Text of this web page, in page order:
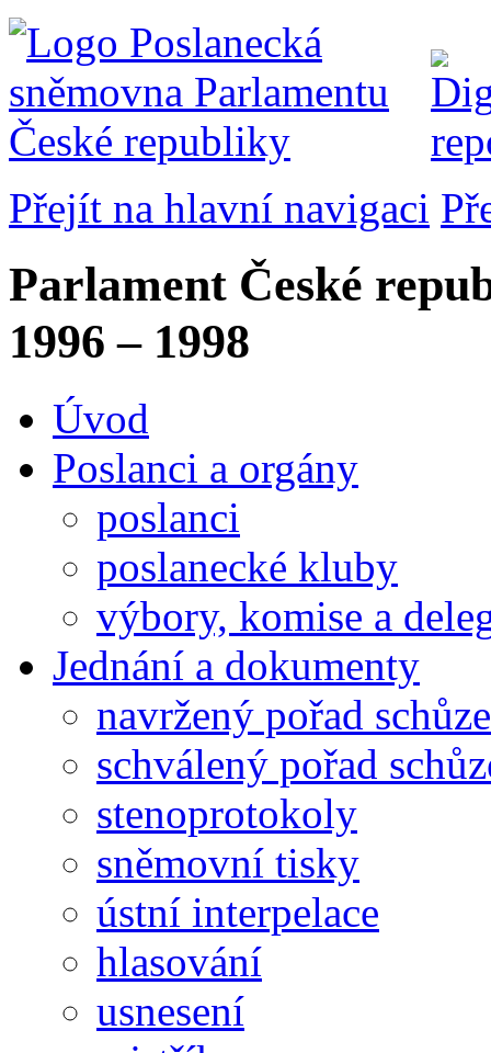
Přejít na hlavní navigaci
Parlament České
1996 – 1998
Úvod
Poslanci a orgány
poslanci
poslanecké kluby
výbory, komise a
Jednání a dokumenty
navržený pořad schůze
schválený pořad
stenoprotokoly
sněmovní tisky
ústní interpelace
hlasování
usnesení